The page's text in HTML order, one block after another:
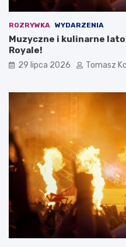
ROZRYWKA WYDARZENIA
Muzyczne i kulinarne
Royale!
29 lipca 2026 Tomasz